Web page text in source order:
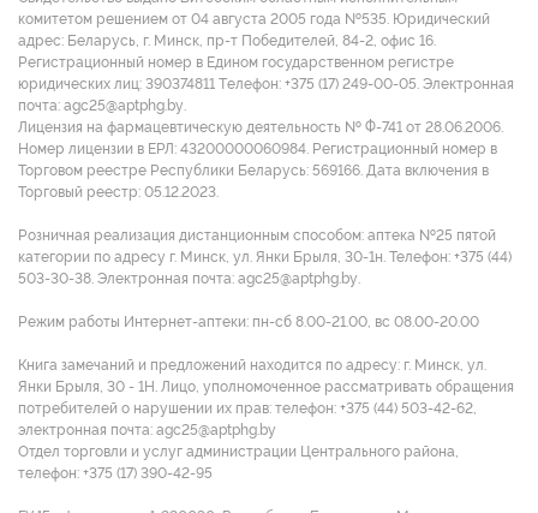
комитетом решением от 04 августа 2005 года №535. Юридический
адрес: Беларусь, г. Минск, пр-т Победителей, 84-2, офис 16.
Регистрационный номер в Едином государственном регистре
юридических лиц: 390374811 Tелефон: +375 (17) 249-00-05. Электронная
почта: agc25@aptphg.by.
Лицензия на фармацевтическую деятельность № Ф-741 от 28.06.2006.
Номер лицензии в ЕРЛ: 43200000060984. Регистрационный номер в
Торговом реестре Республики Беларусь: 569166. Дата включения в
Торговый реестр: 05.12.2023.
Розничная реализация дистанционным способом: аптека №25 пятой
категории по адресу г. Минск, ул. Янки Брыля, 30-1н. Телефон: +375 (44)
503-30-38. Электронная почта: agc25@aptphg.by.
Режим работы Интернет-аптеки: пн-сб 8.00-21.00, вс 08.00-20.00
Книга замечаний и предложений находится по адресу: г. Минск, ул.
Янки Брыля, 30 - 1Н. Лицо, уполномоченное рассматривать обращения
потребителей о нарушении их прав: телефон: +375 (44) 503-42-62,
электронная почта: agc25@aptphg.by
Отдел торговли и услуг администрации Центрального района,
телефон: +375 (17) 390-42-95